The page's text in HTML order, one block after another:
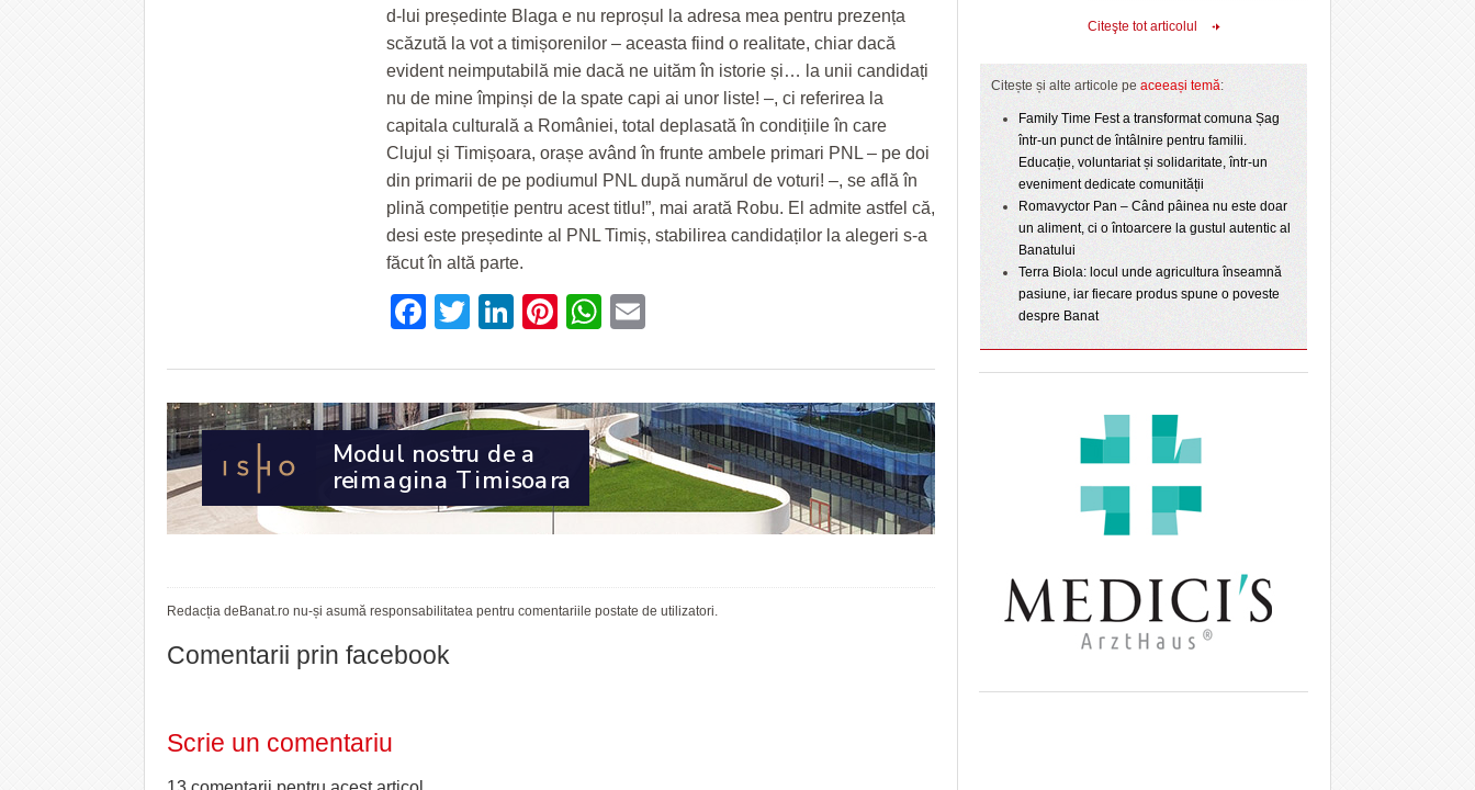
d-lui președinte Blaga e nu reproșul la adresa mea pentru prezența
scăzută la vot a timișorenilor – aceasta fiind o realitate, chiar dacă
evident neimputabilă mie dacă ne uităm în istorie și… la unii candidați
nu de mine împinși de la spate capi ai unor liste! –, ci referirea la
capitala culturală a României, total deplasată în condițiile în care
Clujul și Timișoara, orașe având în frunte ambele primari PNL – pe doi
din primarii de pe podiumul PNL după numărul de voturi! –, se află în
plină competiție pentru acest titlu!”, mai arată Robu. El admite astfel că,
desi este președinte al PNL Timiș, stabilirea candidaților la alegeri s-a
făcut în altă parte.
Facebook
Twitter
LinkedIn
Pinterest
WhatsApp
Redacția deBanat.ro nu-și asumă responsabilitatea pentru comentariile postate de utilizatori.
Comentarii prin facebook
Scrie un comentariu
Citeşte tot articolul
Citește și alte articole pe aceeași temă:
Family Time Fest a transformat comuna Șag
într-un punct de întâlnire pentru familii.
Educație, voluntariat și solidaritate, într-un
eveniment dedicate comunității
Romavyctor Pan – Când pâinea nu este doar
un aliment, ci o întoarcere la gustul autentic al
Banatului
Terra Biola: locul unde agricultura înseamnă
pasiune, iar fiecare produs spune o poveste
despre Banat